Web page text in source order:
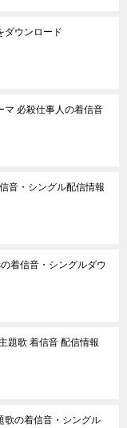
ダウンロード
マ 必殺仕事人の着信音
音・シングル配信情報
着信音・シングルダウ
題歌 着信音 配信情報
歌の着信音・シングル